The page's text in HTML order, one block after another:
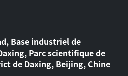
Base industriel de
Parc scientifique de
de Daxing, Beijing, Chine